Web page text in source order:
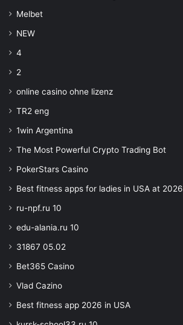
Melbet
NEW
4
2
online casino ohne lizenz
TR2 eng
1win Argentina
The Most Powerful Crypto Trading Bot
PokerStars Casino
Best fitness apps for ladies in USA at 2026
ru-npf.ru 10
edu-alania.ru 10
31867 05.02
Bet365 Casino
Vlad Cazino
Best fitness app 2026 in USA